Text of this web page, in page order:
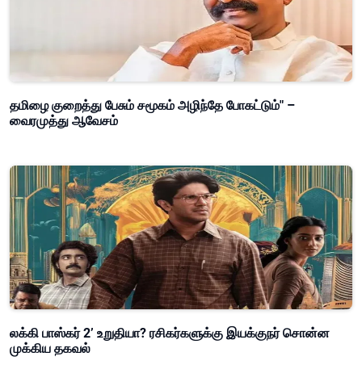
தமிழை குறைத்து பேசும் சமூகம் அழிந்தே போகட்டும்" –
வைரமுத்து ஆவேசம்
லக்கி பாஸ்கர் 2’ உறுதியா? ரசிகர்களுக்கு இயக்குநர் சொன்ன
முக்கிய தகவல்